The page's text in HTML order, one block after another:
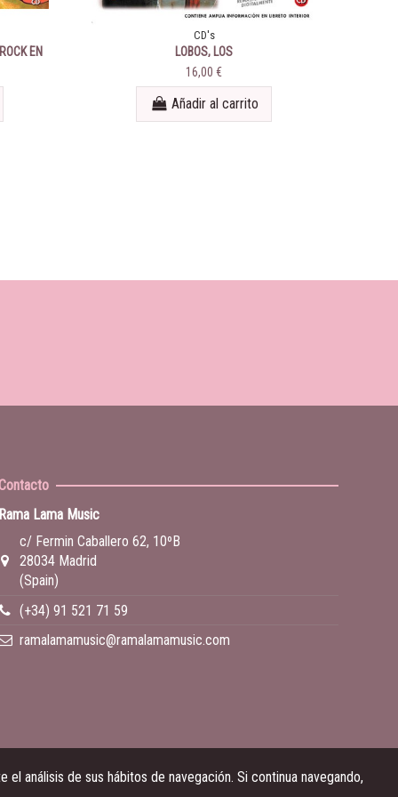
EN
CD's
LOBOS, LOS
16,00 €
Añadir al carrito
Lama Music
c/ Fermin Caballero 62, 10ºB
28034 Madrid
(Spain)
(+34) 91 521 71 59
ramalamamusic@ramalamamusic.com
análisis de sus hábitos de navegación. Si continua navegando,